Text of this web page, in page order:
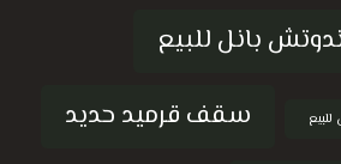
بانل للبيع
سقف قرميد حديد